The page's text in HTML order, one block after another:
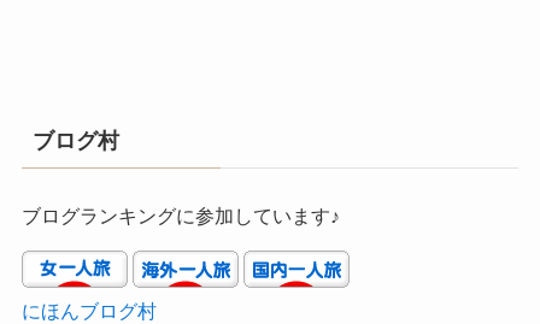
ブログ村
ブログランキングに参加しています♪
にほんブログ村